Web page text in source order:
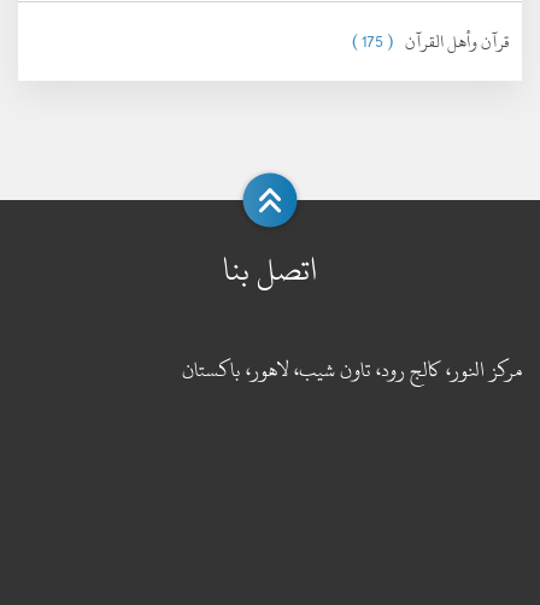
قرآن وأهل القرآن ( 175 )
اتصل بنا
مركز النور، كالج رود، تاون شيب، لاهور، باكستان